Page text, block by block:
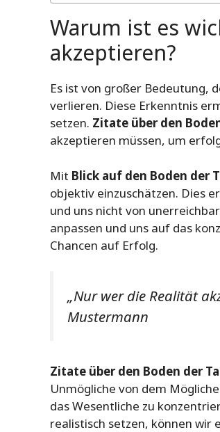
Warum ist es
akzeptieren?
Es ist von großer Bedeutung,
verlieren. Diese Erkenntnis
setzen. Zitate über den
akzeptieren müssen, um
Mit Blick auf den Boden der
objektiv einzuschätzen. Dies
und uns nicht von
anpassen und uns auf das
Chancen auf Erfolg.
„Nur wer die Realität
Mustermann
Zitate über den Boden der
Unmögliche von dem
das Wesentliche zu
realistisch setzen, können wir